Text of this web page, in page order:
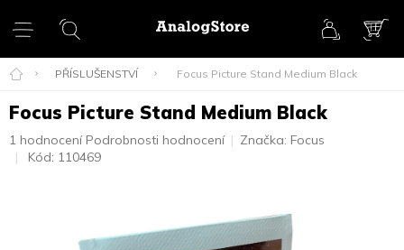
obsah
PŘÍSLUŠENSTVÍ Focus Picture Stand Medium Black
Focus Picture Stand Medium Black
Průměrné
hodnocení
1 hodnocení Podrobnosti hodnocení Značka: Focus
Kód: 110469